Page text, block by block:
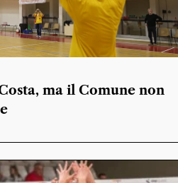
ma il Comune non